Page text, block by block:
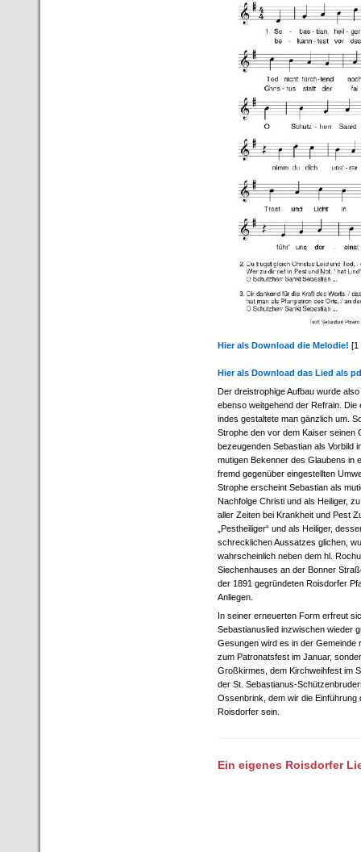
Hier als Download die Melodie! [1
Hier als Download das Lied als
Der dreistrophige Aufbau wurde
ebenso weitgehend der Refrain. Die
indes gestaltete man gänzlich um.
Strophe den vor dem Kaiser seinen
bezeugenden Sebastian als Vorbild
mutigen Bekenner des Glaubens in
fremd gegenüber eingestellten
Strophe erscheint Sebastian als
Nachfolge Christi und als Heiliger,
aller Zeiten bei Krankheit und Pest
„Pestheiliger“ und als Heiliger,
schrecklichen Aussatzes glichen,
wahrscheinlich neben dem hl.
Siechenhauses an der Bonner
der 1891 gegründeten Roisdorfer
Anliegen.
In seiner erneuerten Form erfreut
Sebastianuslied inzwischen wieder
Gesungen wird es in der Gemeinde
zum Patronatsfest im Januar,
Großkirmes, dem Kirchweihfest im
der St. Sebastianus-
Ossenbrink, dem wir die
Roisdorfer sein.
Ein eigenes Roisdorfer